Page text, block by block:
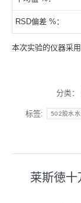
RSD偏差 %：
本次实验的仪器采
分类：
标签: 502胶水水
莱斯徳